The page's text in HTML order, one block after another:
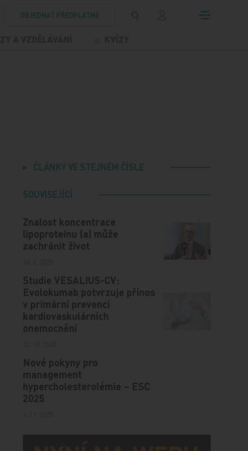
OBJEDNAT PŘEDPLATNÉ
ČLÁNKY VE STEJNÉM ČÍSLE
SOUVISEJÍCÍ
Znalost koncentrace
lipoproteinu (a) může
zachránit život
Studie VESALIUS-CV:
Evolokumab potvrzuje přínos
v primární prevenci
kardiovaskulárních
onemocnění
Nové pokyny pro
management
hypercholesterolémie – ESC
2025